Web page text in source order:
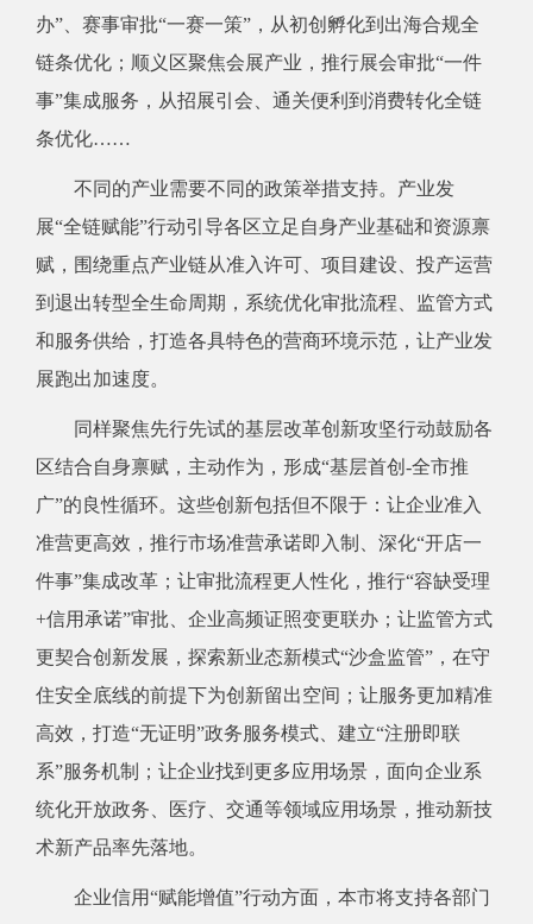
办”、赛事审批“一赛一策”，从初创孵化到出海合规全
链条优化；顺义区聚焦会展产业，推行展会审批“一件
事”集成服务，从招展引会、通关便利到消费转化全链
条优化……
不同的产业需要不同的政策举措支持。产业发
展“全链赋能”行动引导各区立足自身产业基础和资源禀
赋，围绕重点产业链从准入许可、项目建设、投产运营
到退出转型全生命周期，系统优化审批流程、监管方式
和服务供给，打造各具特色的营商环境示范，让产业发
展跑出加速度。
同样聚焦先行先试的基层改革创新攻坚行动鼓励各
区结合自身禀赋，主动作为，形成“基层首创-全市推
广”的良性循环。这些创新包括但不限于：让企业准入
准营更高效，推行市场准营承诺即入制、深化“开店一
件事”集成改革；让审批流程更人性化，推行“容缺受理
+信用承诺”审批、企业高频证照变更联办；让监管方式
更契合创新发展，探索新业态新模式“沙盒监管”，在守
住安全底线的前提下为创新留出空间；让服务更加精准
高效，打造“无证明”政务服务模式、建立“注册即联
系”服务机制；让企业找到更多应用场景，面向企业系
统化开放政务、医疗、交通等领域应用场景，推动新技
术新产品率先落地。
企业信用“赋能增值”行动方面，本市将支持各部门